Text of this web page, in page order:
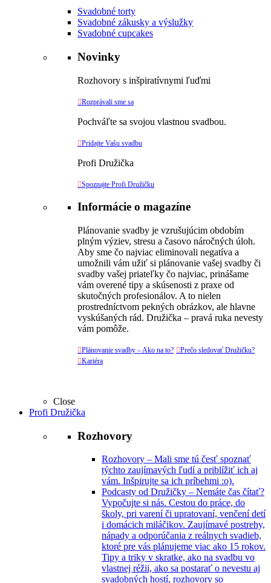
Svadobné torty
Svadobné zákusky a výslužky
Svadobné cupcakes
Novinky
Rozhovory s inšpiratívnymi ľuďmi
Rozprávali sme sa
Pochváľte sa svojou vlastnou svadbou.
Pridajte Vašu svadbu
Profi Družička
Spoznajte Profi Družičku
Informácie o magazíne
Plánovanie svadby je vzrušujúcim obdobím
plným výziev, stresu a časovo náročných úloh.
Aby sme čo najviac eliminovali negatíva a
umožnili vám užiť si plánovanie vašej svadby či
svadby vašej priateľky čo najviac, prinášame
vám overené tipy a skúsenosti z praxe od
skutočných profesionálov. A to nielen
prostredníctvom pekných obrázkov, ale hlavne
vyskúšaných rád. Družička – pravá ruka nevesty
vám pomôže.
Plánovanie svadby – Ako na to? Prečo sledovať Družičku?
Kariéra
Close
Profi Družička
Rozhovory
Rozhovory – Mali sme tú česť spoznať
týchto zaujímavých ľudí a priblížiť ich aj
vám. Inšpirujte sa ich príbehmi :o).
Podcasty od Družičky – Nemáte čas čítať?
Vypočujte si nás. Cestou do práce, do
školy, pri varení či upratovaní, venčení detí
i domácich miláčikov. Zaujímavé postrehy,
nápady a odporúčania z reálnych svadieb,
ktoré pre vás plánujeme viac ako 15 rokov.
Tipy a triky v skratke, ako na svadbu vo
vlastnej réžii, ako sa postarať o nevestu aj
svadobných hostí, rozhovory so